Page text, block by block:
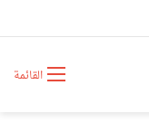
القائمة